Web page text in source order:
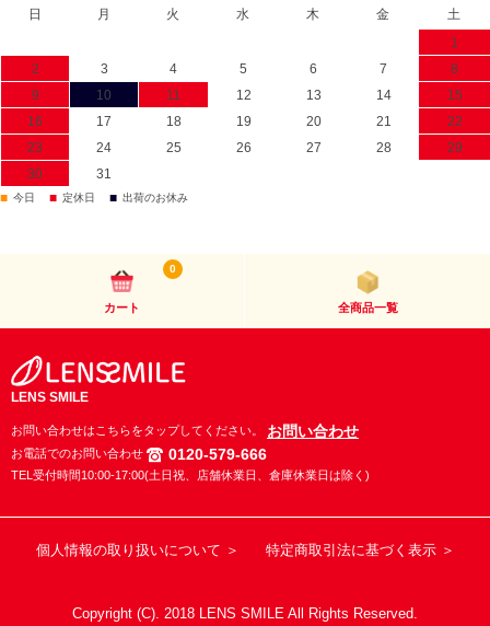
日 月 火 水 木 金
土
1
2
3 4 5 6 7
8
9
10 11 12 13 14
15
16
17 18 19 20 21
22
23
24 25 26 27 28
29
30
31
■ 今日 ■ 定休日 ■ 出荷のお休み
カート
0
全商品一覧
LENS SMILE
お問い合わせはこちらをタップしてください。 お問い合わせ
お電話でのお問い合わせ 0120-579-666
TEL受付時間10:00-17:00(土日祝、店舗休業日、倉庫休業日は除く)
個人情報の取り扱いについて ＞ 特定商取引法に基づく表示 ＞
Copyright (C). 2018 LENS SMILE All Rights Reserved.